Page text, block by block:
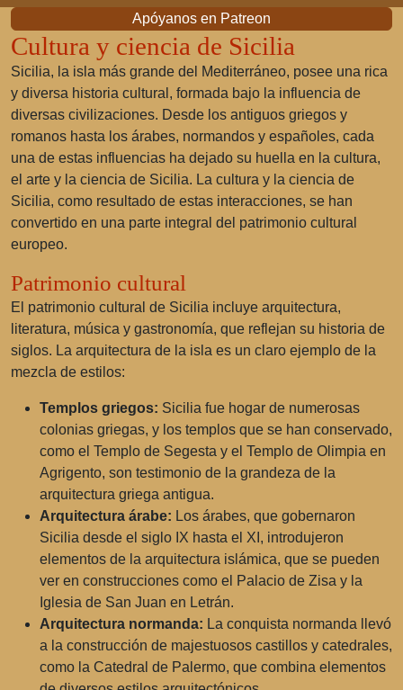
Apóyanos en Patreon
Cultura y ciencia de Sicilia
Sicilia, la isla más grande del Mediterráneo, posee una rica
y diversa historia cultural, formada bajo la influencia de
diversas civilizaciones. Desde los antiguos griegos y
romanos hasta los árabes, normandos y españoles, cada
una de estas influencias ha dejado su huella en la cultura,
el arte y la ciencia de Sicilia. La cultura y la ciencia de
Sicilia, como resultado de estas interacciones, se han
convertido en una parte integral del patrimonio cultural
europeo.
Patrimonio cultural
El patrimonio cultural de Sicilia incluye arquitectura,
literatura, música y gastronomía, que reflejan su historia de
siglos. La arquitectura de la isla es un claro ejemplo de la
mezcla de estilos:
Templos griegos: Sicilia fue hogar de numerosas
colonias griegas, y los templos que se han conservado,
como el Templo de Segesta y el Templo de Olimpia en
Agrigento, son testimonio de la grandeza de la
arquitectura griega antigua.
Arquitectura árabe: Los árabes, que gobernaron
Sicilia desde el siglo IX hasta el XI, introdujeron
elementos de la arquitectura islámica, que se pueden
ver en construcciones como el Palacio de Zisa y la
Iglesia de San Juan en Letrán.
Arquitectura normanda: La conquista normanda llevó
a la construcción de majestuosos castillos y catedrales,
como la Catedral de Palermo, que combina elementos